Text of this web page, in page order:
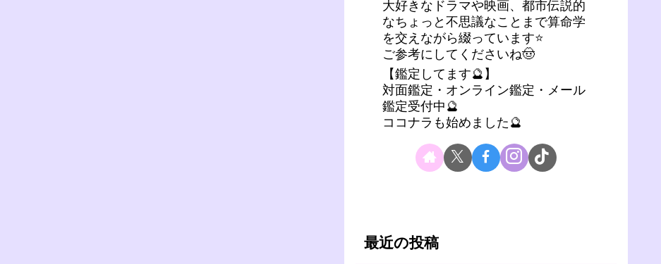
大好きなドラマや映画、都市伝説的
なちょっと不思議なことまで算命学
を交えながら綴っています⭐
ご参考にしてくださいね🤠
【鑑定してます🔮】
対面鑑定・オンライン鑑定・メール
鑑定受付中🔮
ココナラも始めました🔮
最近の投稿